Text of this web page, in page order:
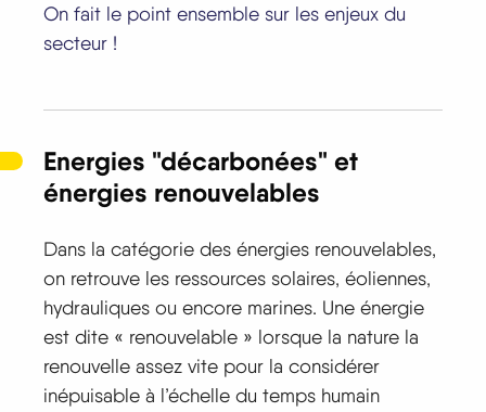
On fait le point ensemble sur les enjeux du
secteur !
Energies "décarbonées" et
énergies renouvelables
Dans la catégorie des énergies renouvelables,
on retrouve les ressources solaires, éoliennes,
hydrauliques ou encore marines. Une énergie
est dite « renouvelable » lorsque la nature la
renouvelle assez vite pour la considérer
inépuisable à l’échelle du temps humain